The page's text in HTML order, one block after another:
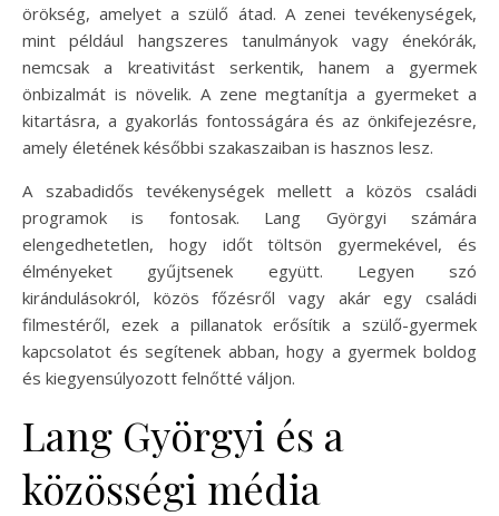
örökség, amelyet a szülő átad. A zenei tevékenységek,
mint például hangszeres tanulmányok vagy énekórák,
nemcsak a kreativitást serkentik, hanem a gyermek
önbizalmát is növelik. A zene megtanítja a gyermeket a
kitartásra, a gyakorlás fontosságára és az önkifejezésre,
amely életének későbbi szakaszaiban is hasznos lesz.
A szabadidős tevékenységek mellett a közös családi
programok is fontosak. Lang Györgyi számára
elengedhetetlen, hogy időt töltsön gyermekével, és
élményeket gyűjtsenek együtt. Legyen szó
kirándulásokról, közös főzésről vagy akár egy családi
filmestéről, ezek a pillanatok erősítik a szülő-gyermek
kapcsolatot és segítenek abban, hogy a gyermek boldog
és kiegyensúlyozott felnőtté váljon.
Lang Györgyi és a
közösségi média